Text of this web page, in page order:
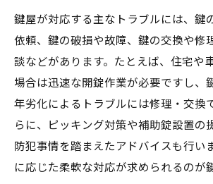
鍵屋が対応する主なトラブルには、鍵
依頼、鍵の破損や故障、鍵の交換や修
談などがあります。たとえば、住宅や
場合は迅速な開錠作業が必要ですし、
年劣化によるトラブルには修理・交換
らに、ピッキング対策や補助錠設置の
防犯事情を踏まえたアドバイスも行い
に応じた柔軟な対応が求められるのが